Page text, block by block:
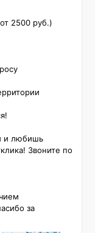
2500 руб.)
и любишь
Звоните по
за